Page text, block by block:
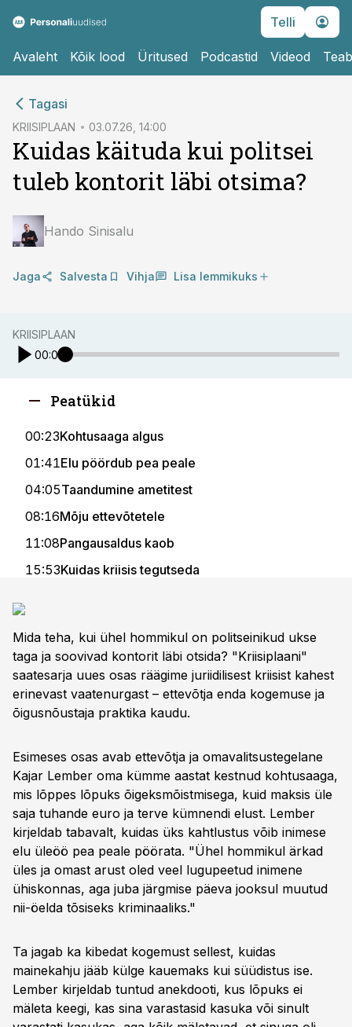
Telli
Avaleht Kõik lood Üritused Podcastid Videod
Tagasi
KRIISIPLAAN 03.07.26, 14:00
Kuidas käituda kui politsei
tuleb kontorit läbi otsima?
Hando Sinisalu
Jaga Salvesta Vihja Lisa lemmikuks
KRIISIPLAAN
00:00
Peatükid
00:23Kohtusaaga algus
01:41Elu pöördub pea peale
04:05Taandumine ametitest
08:16Mõju ettevõtetele
11:08Pangausaldus kaob
15:53Kuidas kriisis tegutseda
29:47 Kriisiks valmistumine
30:32Rahu ja advokaat
32:33Töötajate rollid
35:22Vara arestimise mõju
37:31Kaitse ja vaidlus
39:12Hanked ja süüdistus
41:06Kahju hüvitamise võimalus
44:09Kriisiks valmisolek
Mida teha, kui ühel hommikul on politseinikud ukse
taga ja soovivad kontorit läbi otsida? "Kriisiplaani"
saatesarja uues osas räägime juriidilisest kriisist kahest
erinevast vaatenurgast – ettevõtja enda kogemuse ja
õigusnõustaja praktika kaudu.
Esimeses osas avab ettevõtja ja omavalitsustegelane
Kajar Lember oma kümme aastat kestnud kohtusaaga,
mis lõppes lõpuks õigeksmõistmisega, kuid maksis üle
saja tuhande euro ja terve kümnendi elust. Lember
kirjeldab tabavalt, kuidas üks kahtlustus võib inimese
elu üleöö pea peale pöörata. "Ühel hommikul ärkad
üles ja omast arust oled veel lugupeetud inimene
ühiskonnas, aga juba järgmise päeva jooksul muutud
nii-öelda tõsiseks kriminaaliks."
Ta jagab ka kibedat kogemust sellest, kuidas
mainekahju jääb külge kauemaks kui süüdistus ise.
Lember kirjeldab tuntud anekdooti, kus lõpuks ei
mäleta keegi, kas sina varastasid kasuka või sinult